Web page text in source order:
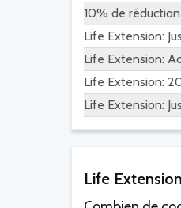
10% de
Life Extension:
Life Extension:
Life Extension:
Life Extension:
Life